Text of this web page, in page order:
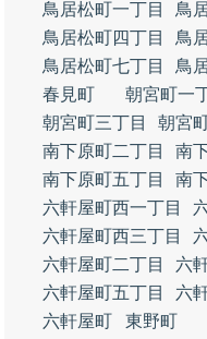
鳥居松町一丁目
鳥
鳥居松町四丁目
鳥
鳥居松町七丁目
鳥
春見町
朝宮町一
朝宮町三丁目
朝宮
南下原町二丁目
南
南下原町五丁目
南
六軒屋町西一丁目
六軒屋町西三丁目
六軒屋町二丁目
六
六軒屋町五丁目
六
六軒屋町
東野町